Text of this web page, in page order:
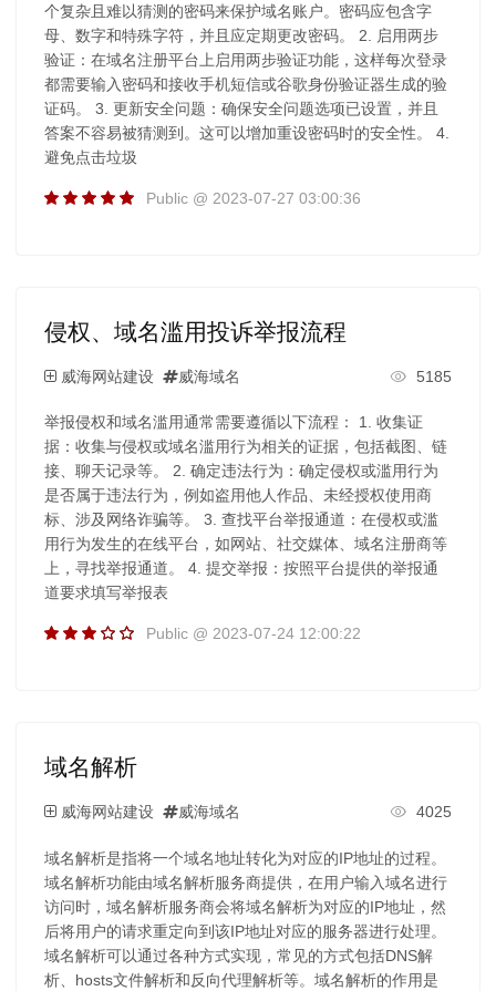
个复杂且难以猜测的密码来保护域名账户。密码应包含字
母、数字和特殊字符，并且应定期更改密码。 2. 启用两步
验证：在域名注册平台上启用两步验证功能，这样每次登录
都需要输入密码和接收手机短信或谷歌身份验证器生成的验
证码。 3. 更新安全问题：确保安全问题选项已设置，并且
答案不容易被猜测到。这可以增加重设密码时的安全性。 4.
避免点击垃圾
Public @ 2023-07-27 03:00:36
侵权、域名滥用投诉举报流程
威海网站建设 威海域名 5185
举报侵权和域名滥用通常需要遵循以下流程： 1. 收集证
据：收集与侵权或域名滥用行为相关的证据，包括截图、链
接、聊天记录等。 2. 确定违法行为：确定侵权或滥用行为
是否属于违法行为，例如盗用他人作品、未经授权使用商
标、涉及网络诈骗等。 3. 查找平台举报通道：在侵权或滥
用行为发生的在线平台，如网站、社交媒体、域名注册商等
上，寻找举报通道。 4. 提交举报：按照平台提供的举报通
道要求填写举报表
Public @ 2023-07-24 12:00:22
域名解析
威海网站建设 威海域名 4025
域名解析是指将一个域名地址转化为对应的IP地址的过程。
域名解析功能由域名解析服务商提供，在用户输入域名进行
访问时，域名解析服务商会将域名解析为对应的IP地址，然
后将用户的请求重定向到该IP地址对应的服务器进行处理。
域名解析可以通过各种方式实现，常见的方式包括DNS解
析、hosts文件解析和反向代理解析等。域名解析的作用是